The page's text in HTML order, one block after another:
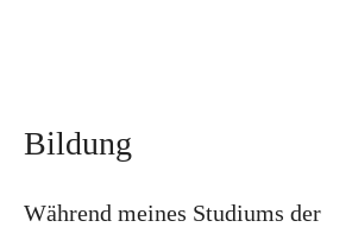
Bildung
Während meines Studiums der